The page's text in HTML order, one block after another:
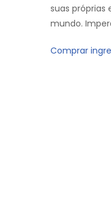
suas próprias
mundo.
Comprar